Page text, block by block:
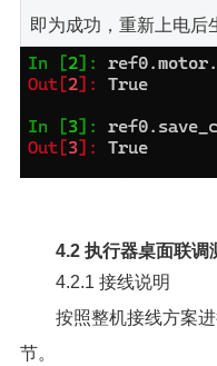
即为成功，重新上电后
4.2 执行器桌面联调
4.2.1 接线说明
按照整机接线方案
节。